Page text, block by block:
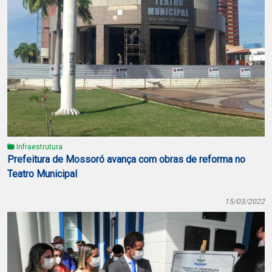
Infraestrutura
Prefeitura de Mossoró avança com obras de reforma no
Teatro Municipal
15/03/2022